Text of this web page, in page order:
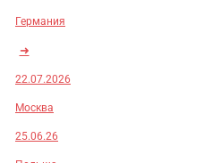
Германия
➜
22.07.2026
Москва
25.06.26